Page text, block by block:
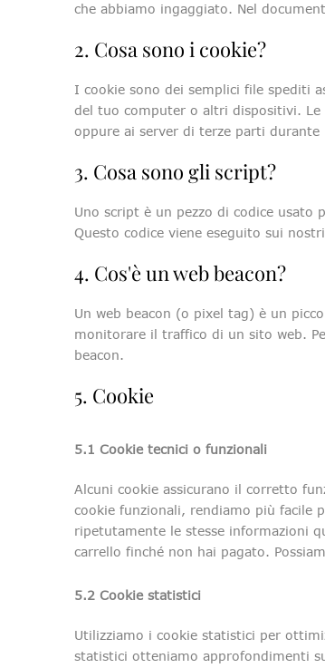
che abbiamo ingaggiato. Nel
2. Cosa sono i cookie?
I cookie sono dei semplici file spediti
del tuo computer o altri dispositivi. Le
oppure ai server di terze parti durante
3. Cosa sono gli script?
Uno script è un pezzo di codice
Questo codice viene eseguito sui
4. Cos'è un web beacon?
Un web beacon (o pixel tag) è un
monitorare il traffico di un sito web.
beacon.
5. Cookie
5.1 Cookie tecnici o funzionali
Alcuni cookie assicurano il corretto
cookie funzionali, rendiamo più facile
ripetutamente le stesse informazioni
carrello finché non hai pagato.
5.2 Cookie statistici
Utilizziamo i cookie statistici per
statistici otteniamo approfondimenti